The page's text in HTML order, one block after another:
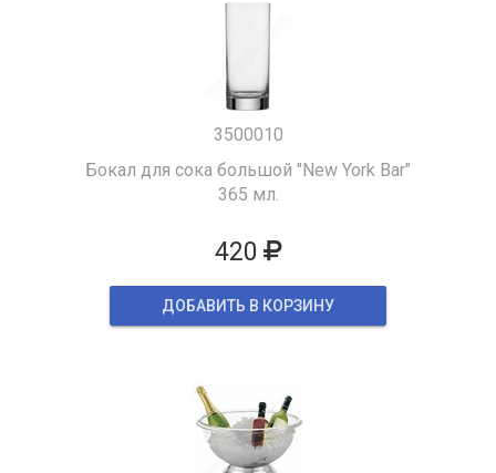
3500010
Бокал для сока большой "New York Bar"
365 мл.
420
ДОБАВИТЬ В КОРЗИНУ